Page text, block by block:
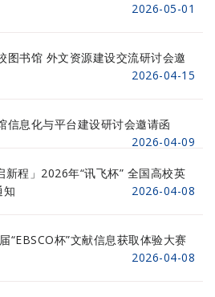
2026-05-01
图书馆 外文资源建设交流研讨会邀
2026-04-15
信息化与平台建设研讨会邀请函
2026-04-09
新程」2026年“讯飞杯” 全国高校英
知
2026-04-08
“EBSCO杯”文献信息获取体验大赛
2026-04-08